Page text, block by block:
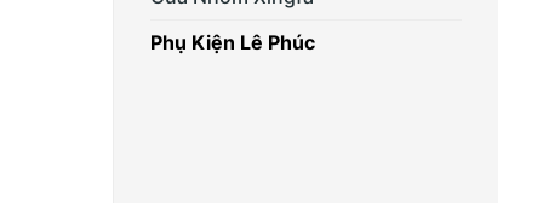
Phụ Kiện Lê Phúc